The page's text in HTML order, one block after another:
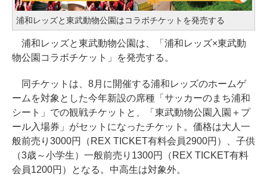
浦和レッズと東武動物公園はコラボチケットを発売する
浦和レッズと東武動物公園は、「浦和レッズ×東武動
物公園コラボチケット」を発売する。
同チケットは、8月に開催する浦和レッズのホームゲ
ームを対象とした今年新設の席種「サッカーのまち浦和
シート」での観戦チケットと、「東武動物公園入園＋プ
ール入場券」がセットになったチケット。価格は大人一
般前売り3000円（REX TICKET有料会員2900円）、子供
（3歳～小学生）一般前売り1300円（REX TICKET有料
会員1200円）となる。中高生は対象外。